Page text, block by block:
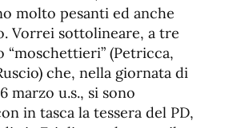
molto pesanti ed anche
Vorrei sottolineare, a tre
“moschettieri” (Petricca,
che, nella giornata di
marzo u.s., si sono
in tasca la tessera del PD,